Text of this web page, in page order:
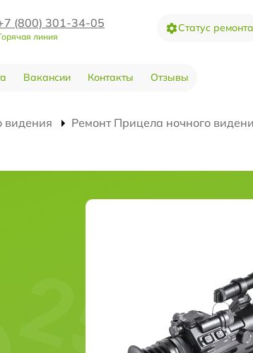
(800) 301-34-05
линия
Статус ремонта
Вакансии Контакты Отзывы
видения
Ремонт Прицела ночного